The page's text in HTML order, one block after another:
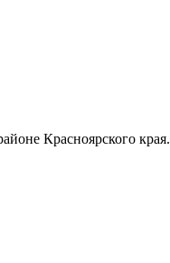
Красноярского края.